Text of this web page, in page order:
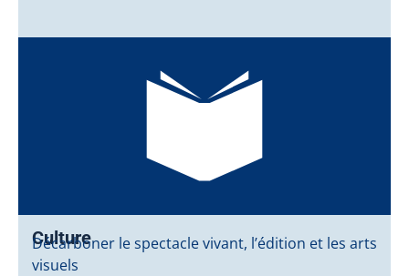
Culture
Décarboner le spectacle vivant, l’édition et les arts
visuels